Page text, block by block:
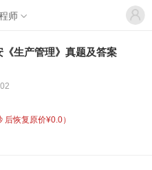
师
《生产管理》真题及答案
后恢复原价¥0.0）